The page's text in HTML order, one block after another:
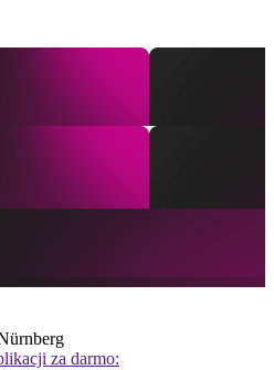
za darmo: